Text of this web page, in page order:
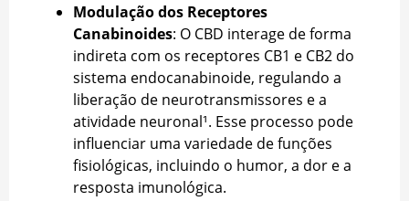
Modulação dos Receptores
Canabinoides: O CBD interage de forma
indireta com os receptores CB1 e CB2 do
sistema endocanabinoide, regulando a
liberação de neurotransmissores e a
atividade neuronal¹. Esse processo pode
influenciar uma variedade de funções
fisiológicas, incluindo o humor, a dor e a
resposta imunológica.